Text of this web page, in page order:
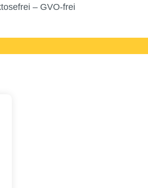
– GVO-frei